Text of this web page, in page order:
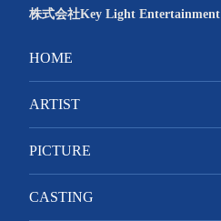
株式会社Key Light Entertainment
HOME
ARTIST
PICTURE
CASTING